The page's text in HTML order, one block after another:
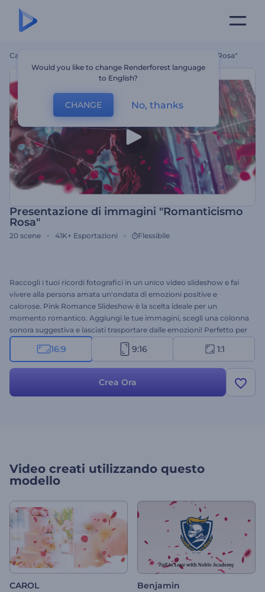
Casa Presentazione Di Immagini "Romanticismo Rosa"
Presentazione di immagini "Romanticismo
Rosa"
20 scene 41K+ Esportazioni Flessibile
Raccogli i tuoi ricordi fotografici in un unico video slideshow e fai
vivere alla persona amata un'ondata di emozioni positive e
calorose. Pink Romance Slideshow è la scelta ideale per un
momento romantico. Aggiungi le tue immagini, scegli una colonna
sonora suggestiva e lasciati trasportare dalle emozioni! Perfetto per
slideshow di coppia e persino per una proposta di matrimonio!
Diffondi l'amore: provalo subito!
16:9 9:16 1:1
Crea Ora
Video creati utilizzando questo
modello
CAROL Benjamin
Would you like to change Renderforest language
to English?
CHANGE No, thanks